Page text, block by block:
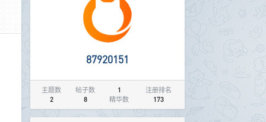
87920151
主题数
2
帖子数
8
1
精华数
注册排名
173